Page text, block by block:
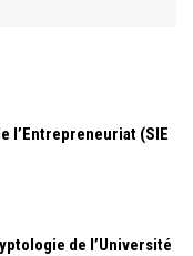
l’Entrepreneuriat (SIE
de l’Université